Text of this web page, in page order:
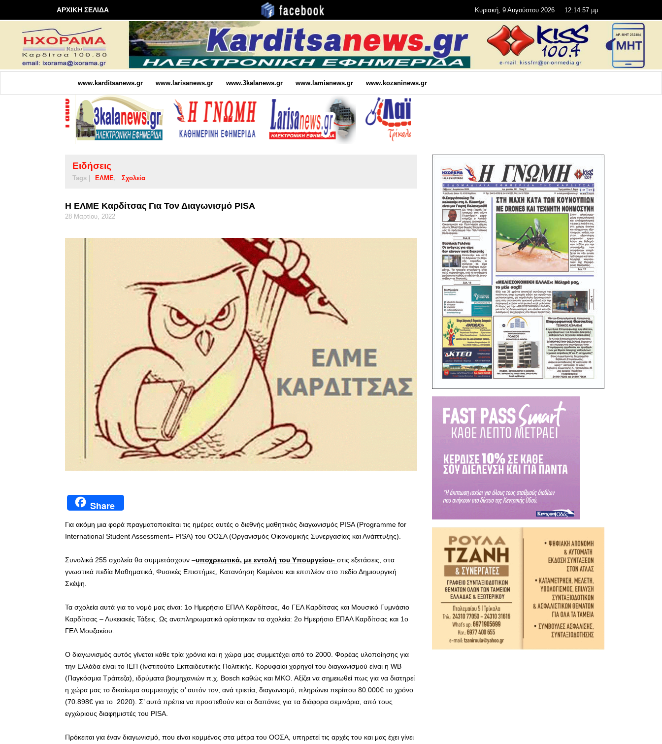
ΑΡΧΙΚΗ ΣΕΛΙΔΑ Κυριακή, 9 Αυγούστου 2026 12:14:58 μμ
www.karditsanews.gr www.larisanews.gr www.3kalanews.gr www.lamianews.gr www.kozaninews.gr
Ειδήσεις
Tags | ΕΛΜΕ Σχολεία
Η ΕΛΜΕ Καρδίτσας Για Τον Διαγωνισμό PISA
28 Μαρτίου, 2022
Share
Για ακόμη μια φορά πραγματοποιείται τις ημέρες αυτές ο διεθνής μαθητικός διαγωνισμός PISA (Programme for
International Student Assessment= PISA) του ΟΟΣΑ (Οργανισμός Οικονομικής Συνεργασίας και Ανάπτυξης).
Συνολικά 255 σχολεία θα συμμετάσχουν –υποχρεωτικά, με εντολή του Υπουργείου- στις εξετάσεις, στα
γνωστικά πεδία Μαθηματικά, Φυσικές Επιστήμες, Κατανόηση Κειμένου και επιπλέον στο πεδίο Δημιουργική
Σκέψη.
Τα σχολεία αυτά για το νομό μας είναι: 1ο Ημερήσιο ΕΠΑΛ Καρδίτσας, 4ο ΓΕΛ Καρδίτσας και Μουσικό Γυμνάσιο
Καρδίτσας – Λυκειακές Τάξεις. Ως αναπληρωματικά ορίστηκαν τα σχολεία: 2ο Ημερήσιο ΕΠΑΛ Καρδίτσας και 1ο
ΓΕΛ Μουζακίου.
Ο διαγωνισμός αυτός γίνεται κάθε τρία χρόνια και η χώρα μας συμμετέχει από το 2000. Φορέας υλοποίησης για
την Ελλάδα είναι το ΙΕΠ (Ινστιτούτο Εκπαιδευτικής Πολιτικής. Κορυφαίοι χορηγοί του διαγωνισμού είναι η WB
(Παγκόσμια Τράπεζα), ιδρύματα βιομηχανιών π.χ. Βosch καθώς και ΜΚΟ. Αξίζει να σημειωθεί πως για να διατηρεί
η χώρα μας το δικαίωμα συμμετοχής σ’ αυτόν τον, ανά τριετία, διαγωνισμό, πληρώνει περίπου 80.000€ το χρόνο
(70.898€ για το 2020). Σ’ αυτά πρέπει να προστεθούν και οι δαπάνες για τα διάφορα σεμινάρια, από τους
εγχώριους διαφημιστές του PISA.
Πρόκειται για έναν διαγωνισμό, που είναι κομμένος στα μέτρα του ΟΟΣΑ, υπηρετεί τις αρχές του και μας έχει γίνει